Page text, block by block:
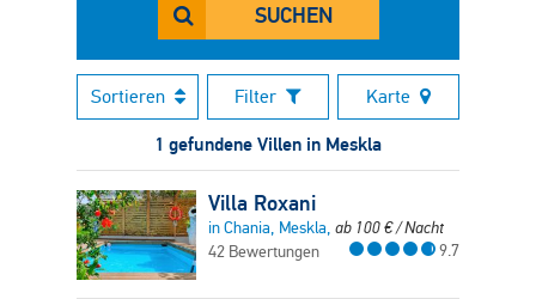
SUCHEN
Sortieren Filter Karte
1 gefundene Villen in Meskla
Villa Roxani
in Chania, Meskla, ab 100€/ Nacht
42 Bewertungen
9.7